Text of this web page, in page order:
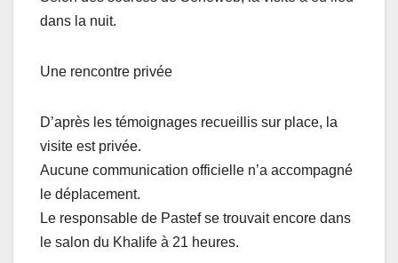
dans la nuit.
Une rencontre privée
D’après les témoignages recueillis sur place, la
visite est privée.
Aucune communication officielle n’a accompagné
le déplacement.
Le responsable de Pastef se trouvait encore dans
le salon du Khalife à 21 heures.